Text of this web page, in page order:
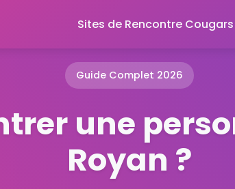
Sites de Rencontre Cougars
Guide Complet 2026
une
Royan ?